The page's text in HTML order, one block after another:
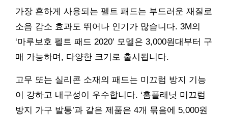
가장 흔하게 사용되는 펠트 패드는 부드러운 재질로
소음 감소 효과도 뛰어나 인기가 많습니다. 3M의
‘마루보호 펠트 패드 2020’ 모델은 3,000원대부터 구
매 가능하며, 다양한 크기로 출시됩니다.
고무 또는 실리콘 소재의 패드는 미끄럼 방지 기능
이 강하고 내구성이 우수합니다. ‘홈플래닛 미끄럼
방지 가구 발통’과 같은 제품은 4개 묶음에 5,000원